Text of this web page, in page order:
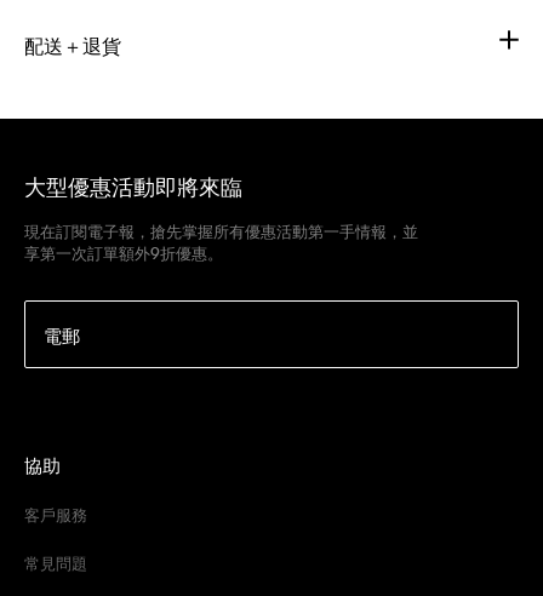
配送＋退貨
大型優惠活動即將來臨
現在訂閱電子報，搶先掌握所有優惠活動第一手情報，並
享第一次訂單額外9折優惠。
電郵
協助
客戶服務
常見問題